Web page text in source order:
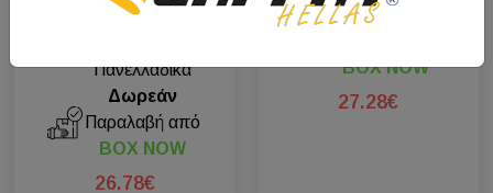
Άμεση
Πανελλαδικά
Δωρεάν
Παραλαβή από
BOX NOW
26.78€
Δωρεάν
BOX NOW
27.28€